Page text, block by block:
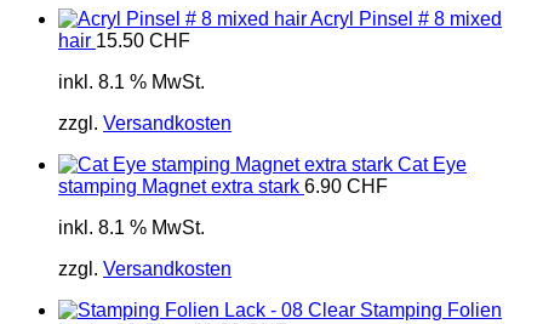
Acryl Pinsel # 8 mixed
hair 15.50 CHF
inkl. 8.1 % MwSt.
zzgl. Versandkosten
Cat Eye
stamping Magnet extra stark 6.90 CHF
inkl. 8.1 % MwSt.
zzgl. Versandkosten
Stamping Folien